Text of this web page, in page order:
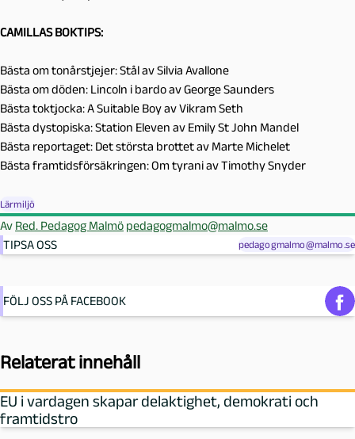
CAMILLAS BOKTIPS:
Bästa om tonårstjejer: Stål av Silvia Avallone
Bästa om döden: Lincoln i bardo av George Saunders
Bästa toktjocka: A Suitable Boy av Vikram Seth
Bästa dystopiska: Station Eleven av Emily St John Mandel
Bästa reportaget: Det största brottet av Marte Michelet
Bästa framtidsförsäkringen: Om tyrani av Timothy Snyder
Lärmiljö
Av Red. Pedagog Malmö pedagogmalmo@malmo.se
TIPSA OSS
pedagogmalmo@malmo.se
FÖLJ OSS PÅ FACEBOOK
Relaterat innehåll
EU i vardagen skapar delaktighet, demokrati och
framtidstro